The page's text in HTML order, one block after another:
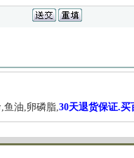
鱼油,卵磷脂,30天退货保证.买